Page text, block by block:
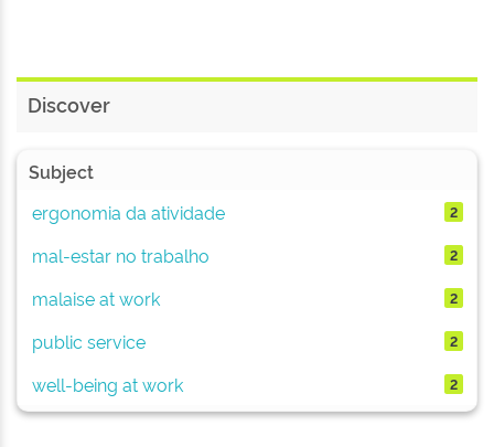
Discover
Subject
ergonomia da atividade
2
mal-estar no trabalho 2
malaise at work 2
public service 2
well-being at work 2